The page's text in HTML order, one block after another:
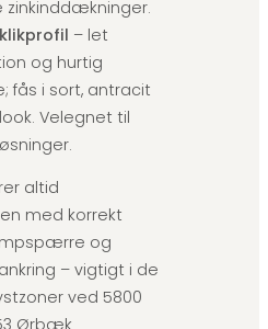
zinkinddækninger.
– let
og hurtig
fås i sort, antracit
Velegnet til
altid
med korrekt
og
– vigtigt i de
ved 5800